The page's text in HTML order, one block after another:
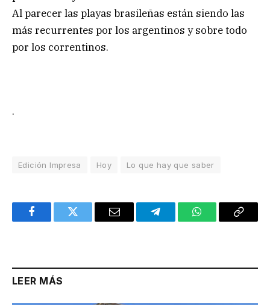
Al parecer las playas brasileñas están siendo las
más recurrentes por los argentinos y sobre todo
por los correntinos.
.
Edición Impresa Hoy Lo que hay que saber
FacebookTwitter Email TelegramWhatsAppCopy
LEER MÁS